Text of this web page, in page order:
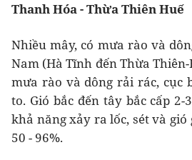
Thanh Hóa - Thừa Thiên Huế
Nhiều mây, có mưa rào và
Nam (Hà Tĩnh đến Thừa
mưa rào và dông rải rác, cục
to. Gió bắc đến tây bắc cấp 2-
khả năng xảy ra lốc, sét và
50 - 96%.